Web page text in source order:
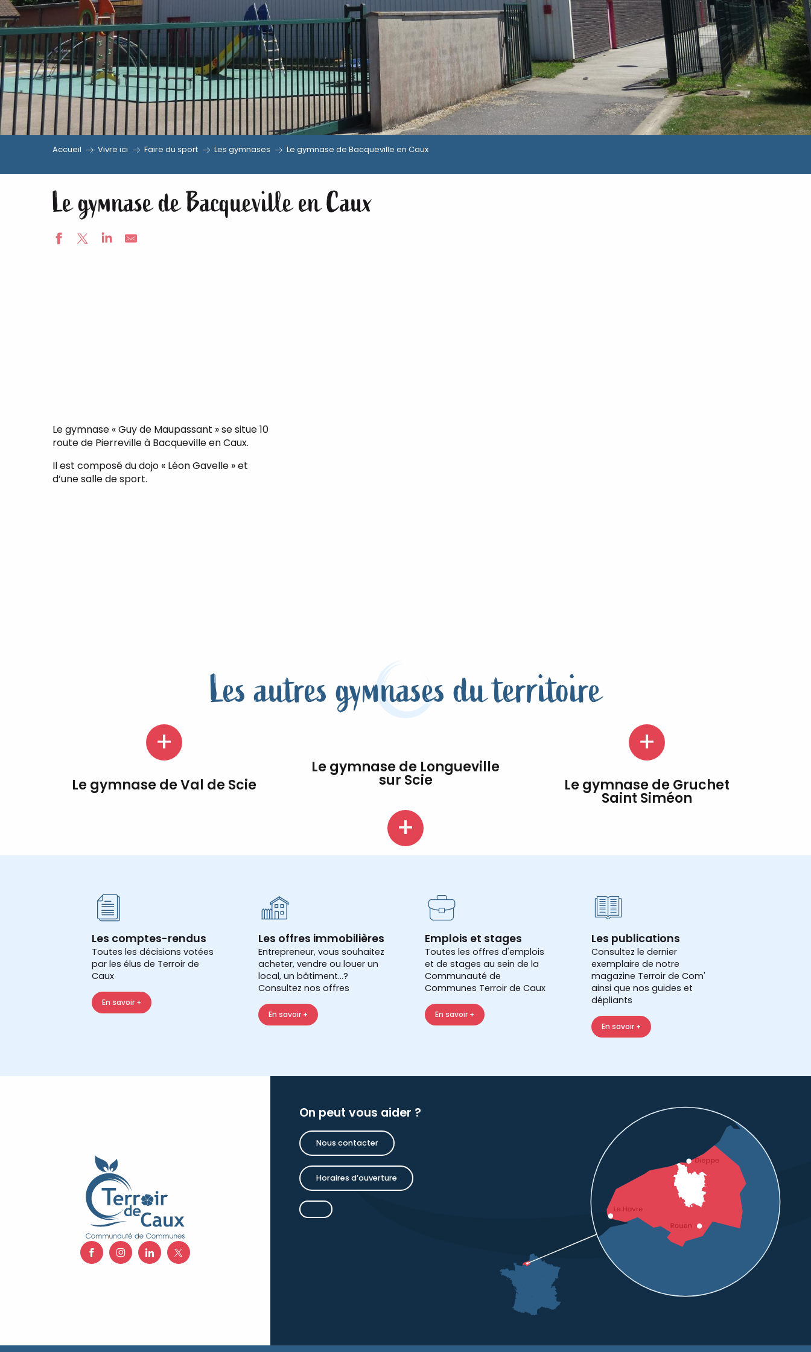
Accueil Vivre ici Faire du sport Les gymnases Le gymnase de Bacqueville en Caux
Le gymnase de Bacqueville en Caux
Le gymnase « Guy de Maupassant » se situe 10
route de Pierreville à Bacqueville en Caux.
Il est composé du dojo « Léon Gavelle » et
d’une salle de sport.
Les autres gymnases du territoire
Le gymnase de Val de Scie
Le gymnase de Longueville
sur Scie Le gymnase de Gruchet
Saint Siméon
Les comptes-rendus
Toutes les décisions votées
par les élus de Terroir de
Caux
En savoir +
Les offres immobilières
Entrepreneur, vous souhaitez
acheter, vendre ou louer un
local, un bâtiment...?
Consultez nos offres
En savoir +
Emplois et stages
Toutes les offres d'emplois
et de stages au sein de la
Communauté de
Communes Terroir de Caux
En savoir +
Les publications
Consultez le dernier
exemplaire de notre
magazine Terroir de Com'
ainsi que nos guides et
dépliants
En savoir +
On peut vous aider ?
Nous contacter
Horaires d’ouverture